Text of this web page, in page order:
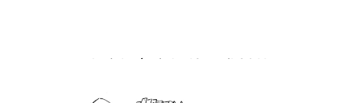
Article écrit le 18 avril 2011